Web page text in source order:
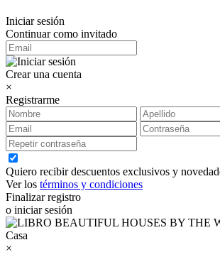
Iniciar sesión
Continuar como invitado
Crear una cuenta
×
Registrarme
Quiero recibir descuentos exclusivos y
Ver los términos y condiciones
Finalizar registro
o iniciar sesión
×